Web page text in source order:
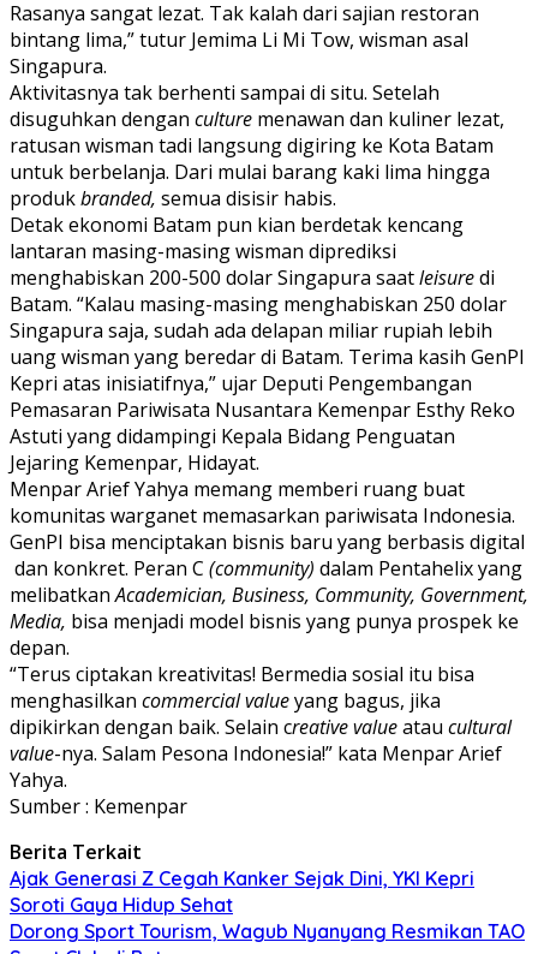
Rasanya sangat lezat. Tak kalah dari sajian restoran
bintang lima,” tutur Jemima Li Mi Tow, wisman asal
Singapura.
Aktivitasnya tak berhenti sampai di situ. Setelah
disuguhkan dengan culture menawan dan kuliner lezat,
ratusan wisman tadi langsung digiring ke Kota Batam
untuk berbelanja. Dari mulai barang kaki lima hingga
produkbranded, semua disisir habis.
Detak ekonomi Batam pun kian berdetak kencang
lantaran masing-masing wisman diprediksi
menghabiskan 200-500 dolar Singapura saatleisuredi
Batam. “Kalau masing-masing menghabiskan 250 dolar
Singapura saja, sudah ada delapan miliar rupiah lebih
uang wisman yang beredar di Batam. Terima kasih GenPI
Kepri atas inisiatifnya,” ujar Deputi Pengembangan
Pemasaran Pariwisata Nusantara Kemenpar Esthy Reko
Astuti yang didampingi Kepala Bidang Penguatan
Jejaring Kemenpar, Hidayat.
Menpar Arief Yahya memang memberi ruang buat
komunitas warganet memasarkan pariwisata Indonesia.
GenPI bisa menciptakan bisnis baru yang berbasis digital
dan konkret. Peran C (community) dalam Pentahelix yang
melibatkanAcademician, Business, Community, Government,
Media, bisa menjadi model bisnis yang punya prospek ke
depan.
“Terus ciptakan kreativitas! Bermedia sosial itu bisa
menghasilkan commercial valueyang bagus, jika
dipikirkan dengan baik. Selain creative valueatau cultural
value-nya. Salam Pesona Indonesia!” kata Menpar Arief
Yahya.
Sumber : Kemenpar
Berita Terkait
Ajak Generasi Z Cegah Kanker Sejak Dini, YKI Kepri
Soroti Gaya Hidup Sehat
Dorong Sport Tourism, Wagub Nyanyang Resmikan TAO